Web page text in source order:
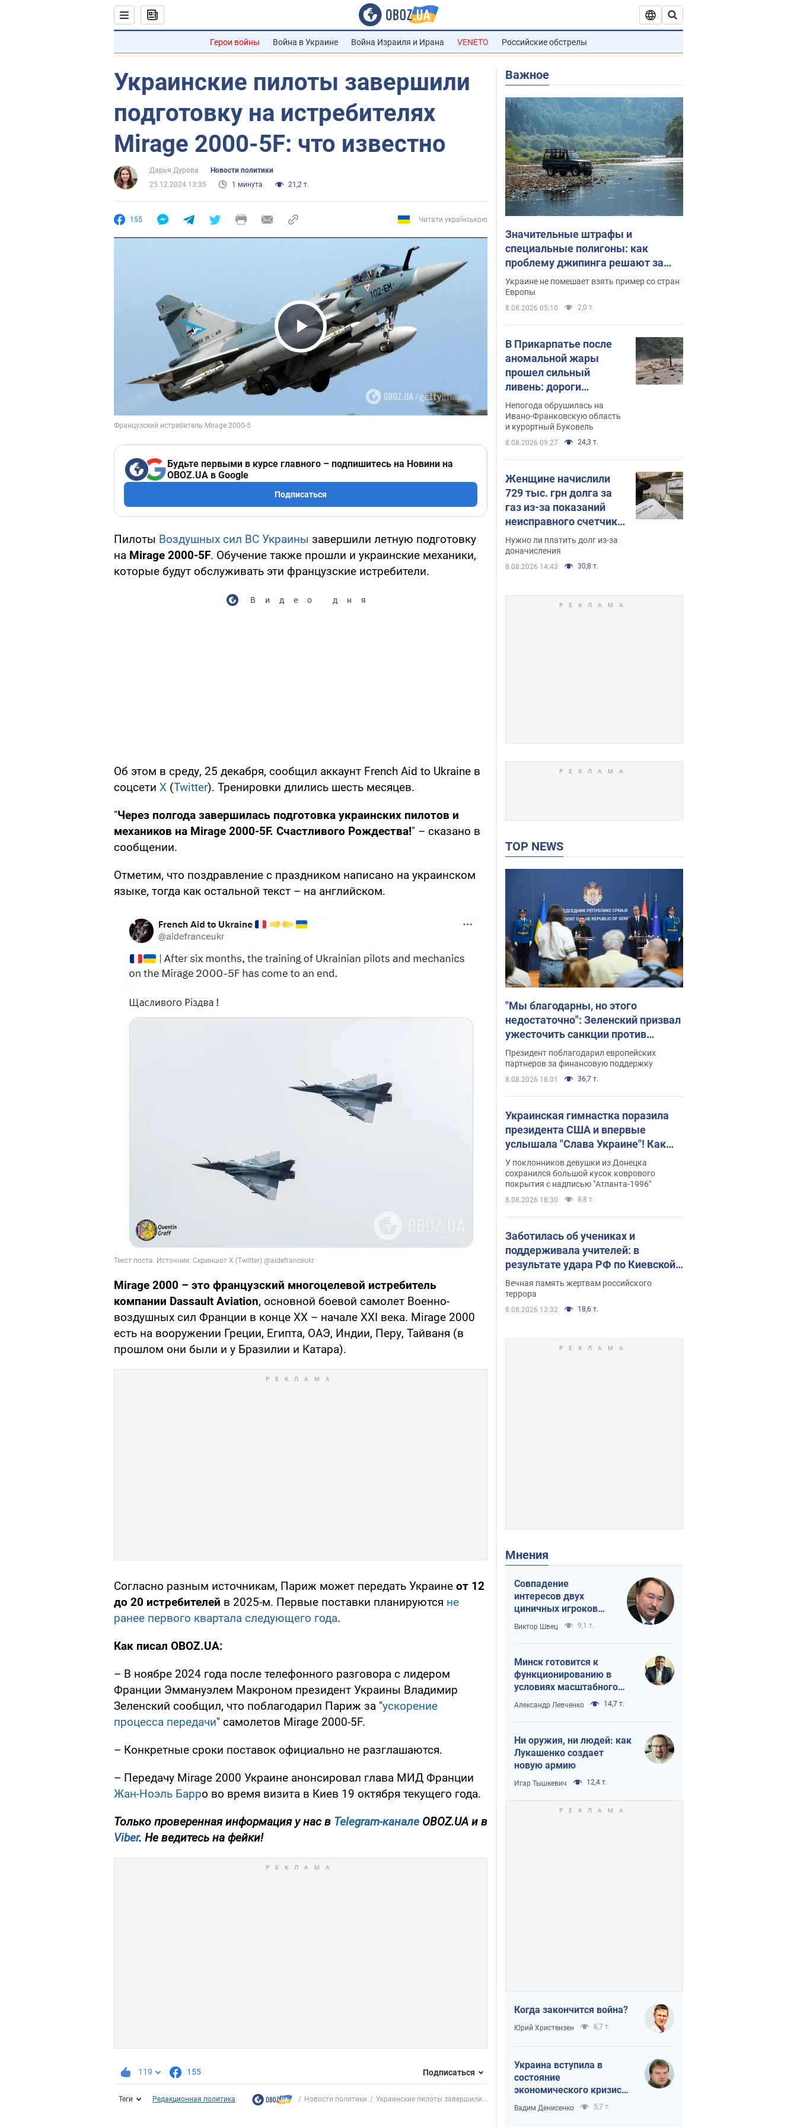
Герои войны Война в Украине Война Израиля и Ирана VENETO Российские обстрелы
Украинские пилоты завершили
подготовку на истребителях
Mirage 2000-5F: что известно
Дарья Дурова
Новости политики
25.12.2024 13:35
1 минута 21,2 т.
155 Читати українською
Play Video
Будьте первыми в курсе главного – подпишитесь на Новини на
OBOZ.UA в Google
Подписаться
Пилоты Воздушных сил ВС Украины завершили летную подготовку
на Mirage 2000-5F. Обучение также прошли и украинские механики,
которые будут обслуживать эти французские истребители.
Видео дня
Об этом в среду, 25 декабря, сообщил аккаунт French Aid to Ukraine в
соцсети X (Twitter). Тренировки длились шесть месяцев.
"Через полгода завершилась подготовка украинских пилотов и
механиков на Mirage 2000-5F. Счастливого Рождества!" – сказано в
сообщении.
Отметим, что поздравление с праздником написано на украинском
языке, тогда как остальной текст – на английском.
Mirage 2000 – это французский многоцелевой истребитель
компании Dassault Aviation, основной боевой самолет Военно-
воздушных сил Франции в конце XX – начале XXI века. Mirage 2000
есть на вооружении Греции, Египта, ОАЭ, Индии, Перу, Тайваня (в
прошлом они были и у Бразилии и Катара).
Согласно разным источникам, Париж может передать Украине от 12
до 20 истребителей в 2025-м. Первые поставки планируются не
ранее первого квартала следующего года.
Как писал OBOZ.UA:
– В ноябре 2024 года после телефонного разговора с лидером
Франции Эммануэлем Макроном президент Украины Владимир
Зеленский сообщил, что поблагодарил Париж за "ускорение
процесса передачи" самолетов Mirage 2000-5F.
– Конкретные сроки поставок официально не разглашаются.
– Передачу Mirage 2000 Украине анонсировал глава МИД Франции
Жан-Ноэль Барро во время визита в Киев 19 октября текущего года.
Только проверенная информация у нас в Telegram-канале OBOZ.UA и в
Viber. Не ведитесь на фейки!
119 155 Подписаться
Теги Редакционная политика Новости политики Украинские пилоты завершили...
Важное
Значительные штрафы и
специальные полигоны: как
проблему джипинга решают за
границей
Украине не помешает взять пример со стран
Европы
8.08.2026 05:10 2,0 т.
В Прикарпатье после
аномальной жары
прошел сильный
ливень: дороги
превратились в реки.
Видео
Непогода обрушилась на
Ивано-Франковскую область
и курортный Буковель
8.08.2026 09:27 24,3 т.
Женщине начислили
729 тыс. грн долга за
газ из-за показаний
неисправного счетчика:
судья вынес
неожиданное решение
Нужно ли платить долг из-за
доначисления
8.08.2026 14:43 30,8 т.
TOP NEWS
"Мы благодарны, но этого
недостаточно": Зеленский призвал
ужесточить санкции против
России
Президент поблагодарил европейских
партнеров за финансовую поддержку
8.08.2026 18:01 36,7 т.
Украинская гимнастка поразила
президента США и впервые
услышала "Слава Украине"! Как
сложилась судьба Подкопаевой,
которая 30 лет назад завоевала
"золото" Олимпиады
У поклонников девушки из Донецка
сохранился большой кусок коврового
покрытия с надписью "Атланта-1996"
8.08.2026 18:30 8,8 т.
Заботилась об учениках и
поддерживала учителей: в
результате удара РФ по Киевской
области погибли директор
киевского лицея, её муж и внук
Вечная память жертвам российского
террора
8.08.2026 13:32 18,6 т.
Мнения
Совпадение
интересов двух
циничных игроков
или тайный план
Трампа и Путина?
Виктор Швец 9,1 т.
Минск готовится к
функционированию в
условиях масштабного
военного кризиса
Александр Левченко 14,7 т.
Ни оружия, ни людей: как
Лукашенко создает
новую армию
Игар Тышкевич 12,4 т.
Когда закончится война?
Юрий Христензен 6,7 т.
Украина вступила в
состояние
экономического кризиса.
Есть ли свет в конце
туннеля?
Вадим Денисенко 5,7 т.